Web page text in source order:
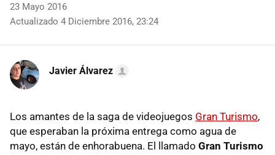
23 Mayo 2016
Actualizado 4 Diciembre 2016, 23:24
Javier Álvarez
Los amantes de la saga de videojuegos Gran Turismo,
que esperaban la próxima entrega como agua de
mayo, están de enhorabuena. El llamado Gran Turismo